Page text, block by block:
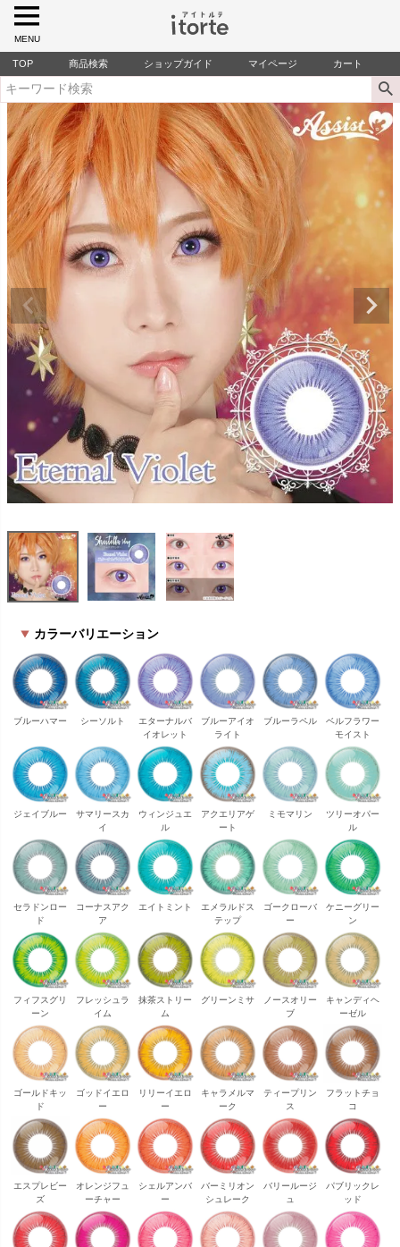
MENU
TOP 商品検索 ショップガイド マイページ カート
カラーバリエーション
ブルーハマー シーソルト
エターナルバ
イオレット
ブルーアイオ
ライト
ブルーラペル
ベルフラワー
モイスト
ジェイブルー
サマリースカ
イ
ウィンジュエ
ル
アクエリアゲ
ート
ミモマリン
ツリーオパー
ル
セラドンロー
ド
コーナスアク
ア
エイトミント
エメラルドス
テップ
ゴークローバ
ー
ケニーグリー
ン
フィフスグリ
ーン
フレッシュラ
イム
抹茶ストリー
ム
グリーンミサ
ノースオリー
ブ
キャンディヘ
ーゼル
ゴールドキッ
ド
ゴッドイエロ
ー
リリーイエロ
ー
キャラメルマ
ーク
ティープリン
ス
フラットチョ
コ
エスプレビー
ズ
オレンジフュ
ーチャー
シェルアンバ
ー
バーミリオン
シュレーク
バリールージ
ュ
パブリックレ
ッド